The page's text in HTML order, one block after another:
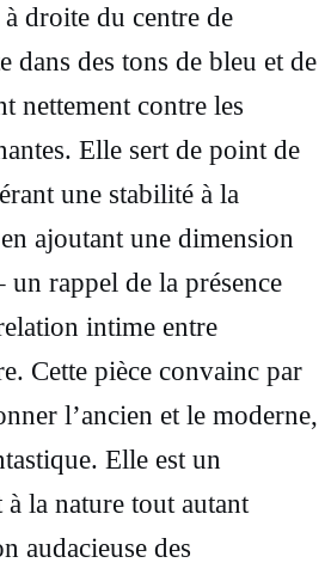
droite du centre de
dans des tons de bleu et de
nettement contre les
Elle sert de point de
une stabilité à la
ajoutant une dimension
rappel de la présence
intime entre
Cette pièce convainc par
l’ancien et le moderne,
Elle est un
la nature tout autant
audacieuse des